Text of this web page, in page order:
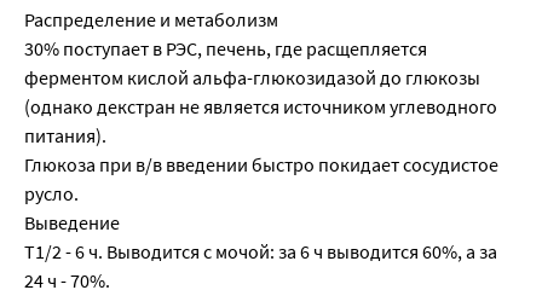
Распределение и метаболизм
30% поступает в РЭС, печень, где расщепляется
ферментом кислой альфа-глюкозидазой до глюкозы
(однако декстран не является источником углеводного
питания).
Глюкоза при в/в введении быстро покидает сосудистое
русло.
Выведение
T1/2 - 6 ч. Выводится с мочой: за 6 ч выводится 60%, а за
24 ч - 70%.